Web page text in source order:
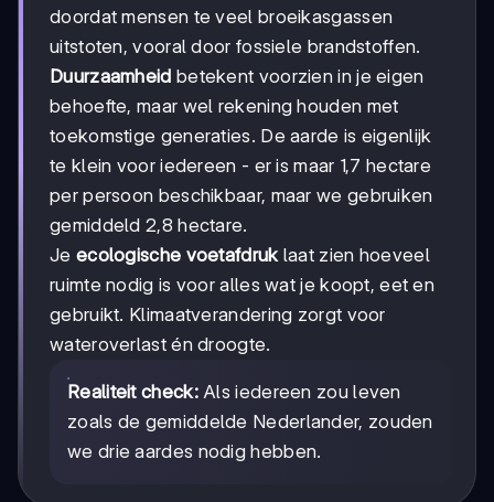
doordat mensen te veel broeikasgassen
uitstoten, vooral door fossiele brandstoffen.
Duurzaamheid betekent voorzien in je eigen
behoefte, maar wel rekening houden met
toekomstige generaties. De aarde is eigenlijk
te klein voor iedereen - er is maar 1,7 hectare
per persoon beschikbaar, maar we gebruiken
gemiddeld 2,8 hectare.
Je ecologische voetafdruklaat zien hoeveel
ruimte nodig is voor alles wat je koopt, eet en
gebruikt. Klimaatverandering zorgt voor
wateroverlast én droogte.
Realiteit check:Als iedereen zou leven
zoals de gemiddelde Nederlander, zouden
we drie aardes nodig hebben.